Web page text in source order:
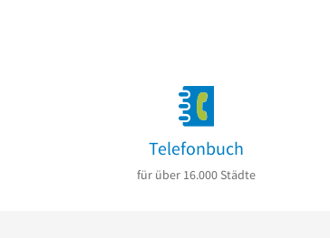
Telefonbuch
für über 16.000 Städte